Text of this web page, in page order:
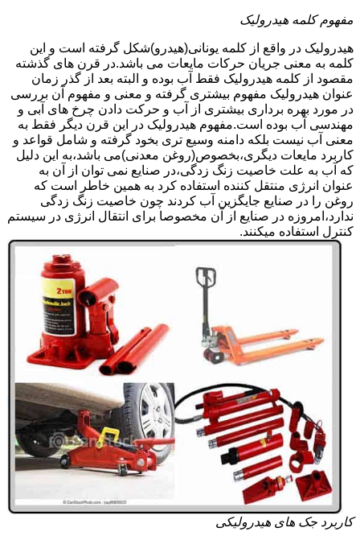
مفهوم کلمه هیدرولیک
هیدرولیک در واقع از کلمه یونانی(هیدرو)شکل گرفته است و این
کلمه به معنی جریان حرکات مایعات می باشد.در قرن های گذشته
مقصود از کلمه هیدرولیک فقط آب بوده و البته بعد از گذر زمان
عنوان هیدرولیک مفهوم بیشتری گرفته و معنی و مفهوم آن بررسی
در مورد بهره برداری بیشتری از آب و حرکت دادن چرخ های آبی و
مهندسی آب بوده است.مفهوم هیدرولیک در این قرن دیگر فقط به
معنی آب نیست بلکه دامنه وسیع تری بخود گرفته و شامل قواعد و
کاربرد مایعات دیگری،بخصوص(روغن معدنی)می باشد،به این دلیل
که آب به علت خاصیت زنگ زدگی،در صنایع نمی توان از آن به
عنوان انرژی منتقل کننده استفاده کرد به همین خاطر است که
روغن را در صنایع جایگزین آب کردند چون خاصیت زنگ زدگی
ندارد،امروزه در صنایع از آن مخصوصا برای انتقال انرژی در سیستم
کنترل استفاده میکنند.
کاربرد جک های هیدرولیکی